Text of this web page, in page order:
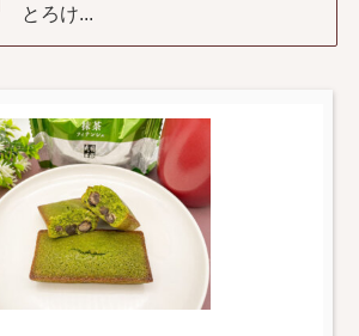
とろけ...